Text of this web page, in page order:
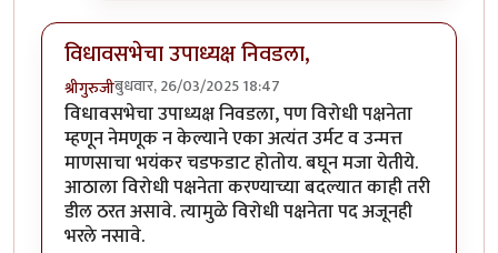
विधावसभेचा उपाध्यक्ष निवडला,
श्रीगुरुजीबुधवार, 26/03/2025 18:47
विधावसभेचा उपाध्यक्ष निवडला, पण विरोधी पक्षनेता
म्हणून नेमणूक न केल्याने एका अत्यंत उर्मट व उन्मत्त
माणसाचा भयंकर चडफडाट होतोय. बघून मजा येतीये.
आठाला विरोधी पक्षनेता करण्याच्या बदल्यात काही तरी
डील ठरत असावे. त्यामुळे विरोधी पक्षनेता पद अजूनही
भरले नसावे.